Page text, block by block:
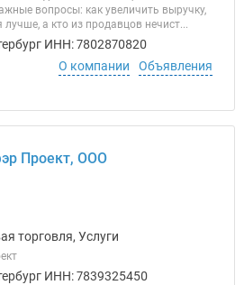
вопросы: как увеличить выручку,
а кто из продавцов нечист...
ИНН: 7802870820
О компании
Объявления
Проект, ООО
торговля, Услуги
ИНН: 7839325450